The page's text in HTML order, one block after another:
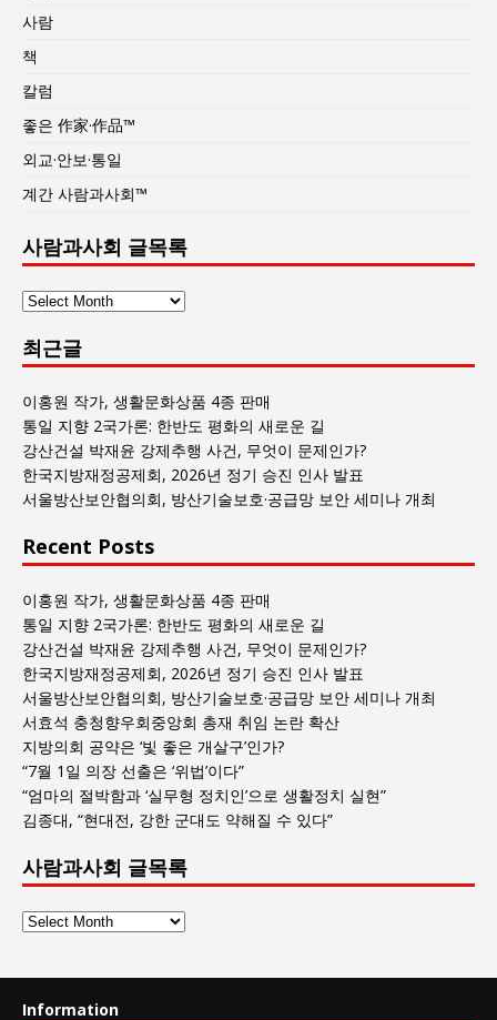
사람
책
칼럼
좋은 作家·作品™
외교·안보·통일
계간 사람과사회™
사람과사회 글목록
사
과
사
회
글
목
록
최근글
이홍원 작가, 생활문화상품 4종 판매
통일 지향 2국가론: 한반도 평화의 새로운 길
강산건설 박재윤 강제추행 사건, 무엇이 문제인가?
한국지방재정공제회, 2026년 정기 승진 인사 발표
서울방산보안협의회, 방산기술보호·공급망 보안 세미나 개최
Recent Posts
이홍원 작가, 생활문화상품 4종 판매
통일 지향 2국가론: 한반도 평화의 새로운 길
강산건설 박재윤 강제추행 사건, 무엇이 문제인가?
한국지방재정공제회, 2026년 정기 승진 인사 발표
서울방산보안협의회, 방산기술보호·공급망 보안 세미나 개최
서효석 충청향우회중앙회 총재 취임 논란 확산
지방의회 공약은 ‘빛 좋은 개살구’인가?
“7월 1일 의장 선출은 ‘위법’이다”
“엄마의 절박함과 ‘실무형 정치인’으로 생활정치 실현”
김종대, “현대전, 강한 군대도 약해질 수 있다”
사람과사회 글목록
사
Information